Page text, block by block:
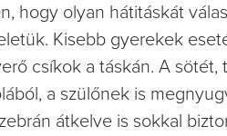
hogy olyan hátitáskát
Kisebb gyerekek
csíkok a táskán. A
a szülőnek is
átkelve is sokkal